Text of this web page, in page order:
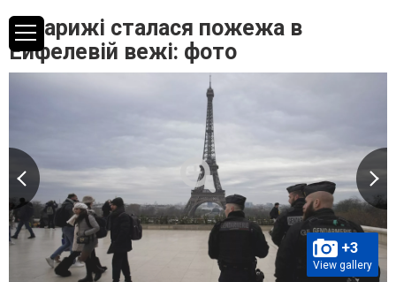
У Парижі сталася пожежа в
Ейфелевій вежі: фото
+3
View gallery